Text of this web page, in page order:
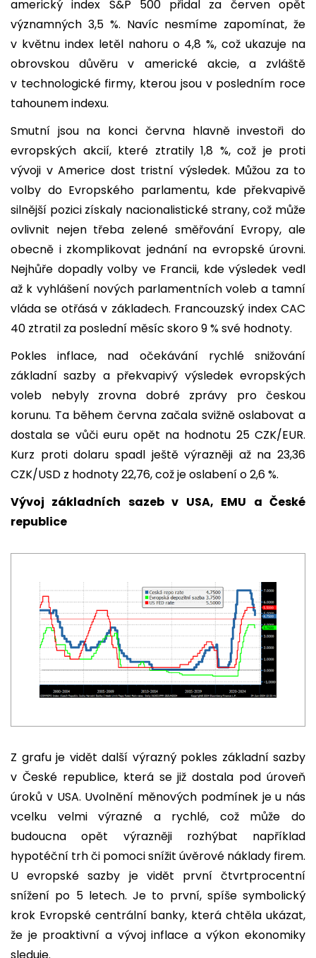
americký index S&P 500 přidal za červen opět
významných 3,5 %. Navíc nesmíme zapomínat, že
v květnu index letěl nahoru o 4,8 %, což ukazuje na
obrovskou důvěru v americké akcie, a zvláště
v technologické firmy, kterou jsou v posledním roce
tahounem indexu.
Smutní jsou na konci června hlavně investoři do
evropských akcií, které ztratily 1,8 %, což je proti
vývoji v Americe dost tristní výsledek. Můžou za to
volby do Evropského parlamentu, kde překvapivě
silnější pozici získaly nacionalistické strany, což může
ovlivnit nejen třeba zelené směřování Evropy, ale
obecně i zkomplikovat jednání na evropské úrovni.
Nejhůře dopadly volby ve Francii, kde výsledek vedl
až k vyhlášení nových parlamentních voleb a tamní
vláda se otřásá v základech. Francouzský index CAC
40 ztratil za poslední měsíc skoro 9 % své hodnoty.
Pokles inflace, nad očekávání rychlé snižování
základní sazby a překvapivý výsledek evropských
voleb nebyly zrovna dobré zprávy pro českou
korunu. Ta během června začala svižně oslabovat a
dostala se vůči euru opět na hodnotu 25 CZK/EUR.
Kurz proti dolaru spadl ještě výrazněji až na 23,36
CZK/USD z hodnoty 22,76, což je oslabení o 2,6 %.
Vývoj základních sazeb v USA, EMU a České
republice
Z grafu je vidět další výrazný pokles základní sazby
v České republice, která se již dostala pod úroveň
úroků v USA. Uvolnění měnových podmínek je u nás
vcelku velmi výrazné a rychlé, což může do
budoucna opět výrazněji rozhýbat například
hypotéční trh či pomoci snížit úvěrové náklady firem.
U evropské sazby je vidět první čtvrtprocentní
snížení po 5 letech. Je to první, spíše symbolický
krok Evropské centrální banky, která chtěla ukázat,
že je proaktivní a vývoj inflace a výkon ekonomiky